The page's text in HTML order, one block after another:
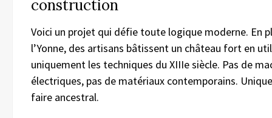
construction
Voici un projet qui défie toute logique moderne. En
l’Yonne, des artisans bâtissent un château fort en
uniquement les techniques du XIIIe siècle. Pas de
électriques, pas de matériaux contemporains.
faire ancestral.